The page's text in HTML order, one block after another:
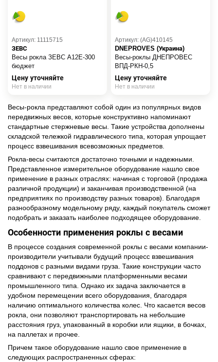
Артикул: 11115715
ЗЕВС
Весы рокла ЗЕВС A12E-300
бюджет
Цену уточняйте
Нет в наличии
Артикул: (AG)410145
DNEPROVES (Украина)
Весы-роклы ДНЕПРОВЕС
ВПД-РКН-0,5
Цену уточняйте
Нет в наличии
Весы-рокла представляют собой один из популярных видов
передвижных весов, которые конструктивно напоминают
стандартные стержневые весы. Такие устройства дополнены
складской тележкой гидравлического типа, которая упрощает
процесс взвешивания всевозможных предметов.
Рокла-весы считаются достаточно точными и надежными.
Представленное измерительное оборудование нашло свое
применение в разных отраслях: начиная с торговой (продажа
различной продукции) и заканчивая производственной (на
предприятиях по производству разных товаров). Благодаря
разнообразному модельному ряду, каждый покупатель сможет
подобрать и заказать наиболее подходящее оборудование.
Особенности применения роклы с весами
В процессе создания современной роклы с весами компании-
производители учитывали будущий процесс взвешивания
поддонов с разными видами груза. Такие конструкции часто
сравнивают с передвижными платформенными весами
промышленного типа. Однако их задача заключается в
удобном перемещении всего оборудования, благодаря
наличию оптимального количества колес. Что касается весов
рокла, они позволяют транспортировать на небольшие
расстояния груз, упакованный в коробки или ящики, в бочках,
на паллетах и прочее.
Причем такое оборудование нашло свое применение в
следующих распространенных сферах: